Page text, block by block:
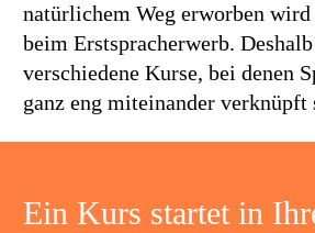
natürlichem Weg erworben
beim Erstspracherwerb.
verschiedene Kurse, bei denen
ganz eng miteinander verknüpft
Ein Kurs startet in